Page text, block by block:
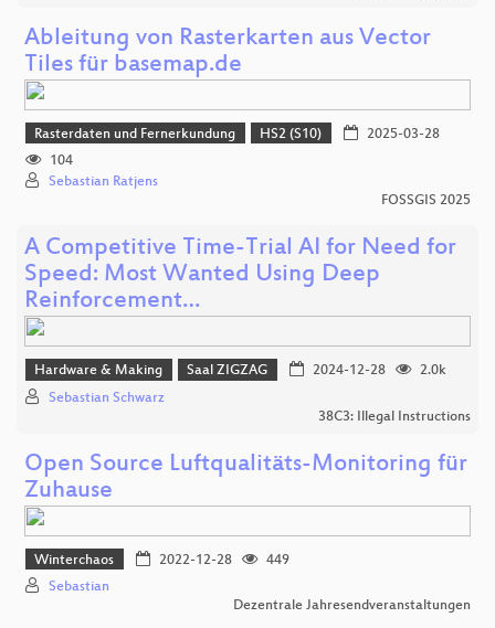
Ableitung von Rasterkarten aus Vector
Tiles für basemap.de
Rasterdaten und Fernerkundung HS2 (S10)
2025-03-28
104
Sebastian Ratjens
FOSSGIS 2025
A Competitive Time-Trial AI for Need for
Speed: Most Wanted Using Deep
Reinforcement…
Hardware & Making Saal ZIGZAG 2024-12-28
2.0k
Sebastian Schwarz
38C3: Illegal Instructions
Open Source Luftqualitäts-Monitoring für
Zuhause
Winterchaos 2022-12-28
449
Sebastian
Dezentrale Jahresendveranstaltungen